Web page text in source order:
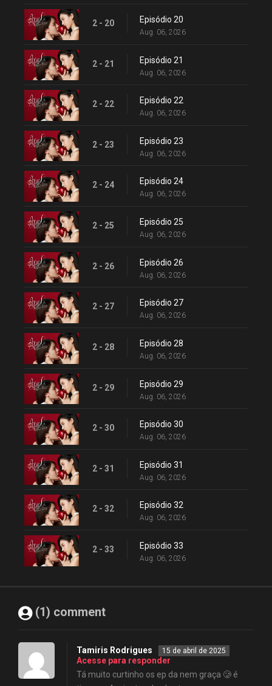
2 - 20 Episódio 20
Aug. 06, 2026
2 - 21 Episódio 21
Aug. 06, 2026
2 - 22 Episódio 22
Aug. 06, 2026
2 - 23 Episódio 23
Aug. 06, 2026
2 - 24 Episódio 24
Aug. 06, 2026
2 - 25 Episódio 25
Aug. 06, 2026
2 - 26 Episódio 26
Aug. 06, 2026
2 - 27 Episódio 27
Aug. 06, 2026
2 - 28 Episódio 28
Aug. 06, 2026
2 - 29 Episódio 29
Aug. 06, 2026
2 - 30 Episódio 30
Aug. 06, 2026
2 - 31 Episódio 31
Aug. 06, 2026
2 - 32 Episódio 32
Aug. 06, 2026
2 - 33 Episódio 33
Aug. 06, 2026
(1) comment
Tamiris Rodrigues 15 de abril de 2025
Acesse para responder
Tá muito curtinho os ep da nem graça 🥲 é